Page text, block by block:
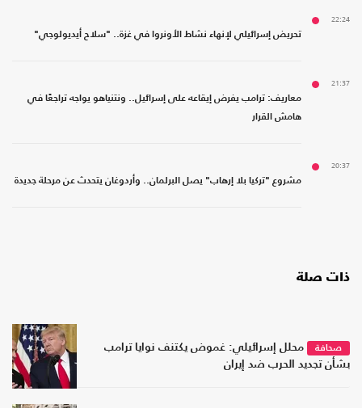
22:24
تحريض إسرائيلي لإنهاء نشاط الأونروا في غزة.. "سلاح أيديولوجي"
21:37
معاريف: ترامب يفرض إيقاعه على إسرائيل.. ونتنياهو يواجه تراجعًا في
هامش القرار
20:37
مشروع "تركيا بلا إرهاب" يصل البرلمان.. وأردوغان يتحدث عن مرحلة جديدة
ذات صلة
صحافة
محلل إسرائيلي: غموض يكتنف نوايا ترامب
بشأن تجديد الحرب ضد إيران